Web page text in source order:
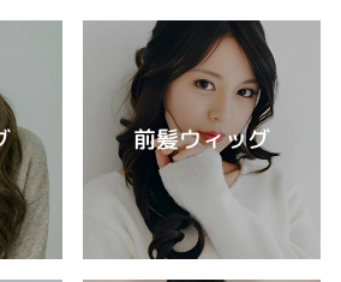
前髪ウィッグ